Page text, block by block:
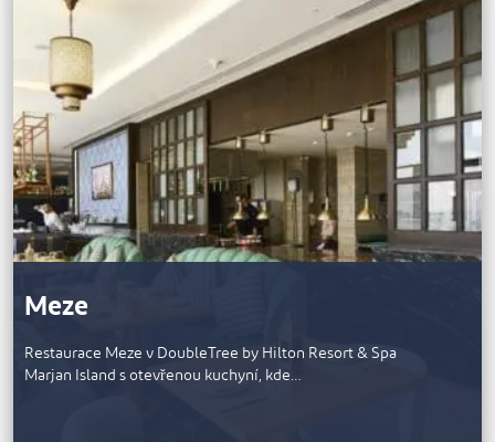
Meze
Restaurace Meze v DoubleTree by Hilton Resort & Spa
Marjan Island s otevřenou kuchyní, kde…